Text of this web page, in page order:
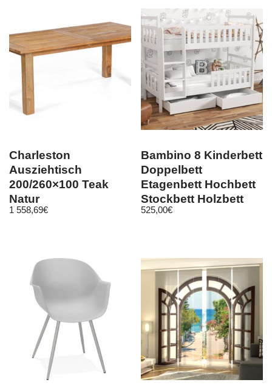
Charleston
Ausziehtisch
200/260×100 Teak
Natur
1 558,69€
Bambino 8 Kinderbett
Doppelbett
Etagenbett Hochbett
Stockbett Holzbett
525,00€